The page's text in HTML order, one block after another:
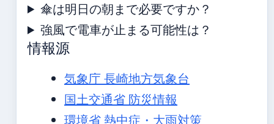
傘は明日の朝まで必要ですか？
強風で電車が止まる可能性は？
情報源
気象庁 長崎地方気象台
国土交通省 防災情報
環境省 熱中症・大雨対策